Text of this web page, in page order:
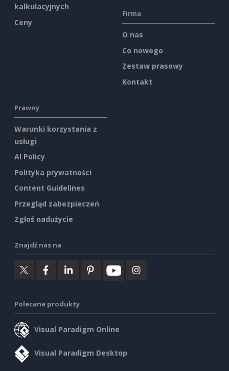
kalkulacyjnych
Ceny
Firma
O nas
Co nowego
Zestaw prasowy
Kontakt
Prawny
Warunki korzystania z
usługi
AI Policy
Polityka prywatności
Content Guidelines
Przegląd zabezpieczeń
Zgłoś nadużycie
Znajdź nas na
Polecane produkty
Visual Paradigm Online
Visual Paradigm Desktop